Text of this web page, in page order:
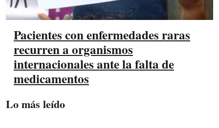
Pacientes con enfermedades raras
recurren a organismos
internacionales ante la falta de
medicamentos
Lo más leído